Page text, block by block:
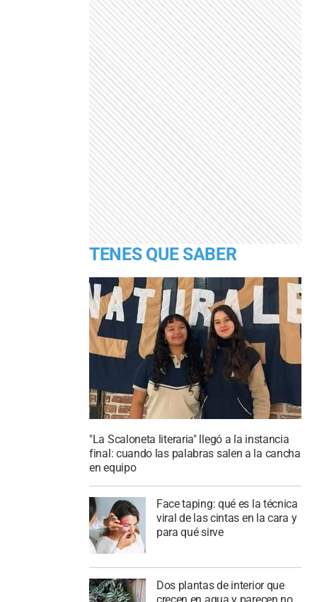
TENES QUE SABER
"La Scaloneta literaria" llegó a la instancia
final: cuando las palabras salen a la cancha
en equipo
Face taping: qué es la técnica
viral de las cintas en la cara y
para qué sirve
Dos plantas de interior que